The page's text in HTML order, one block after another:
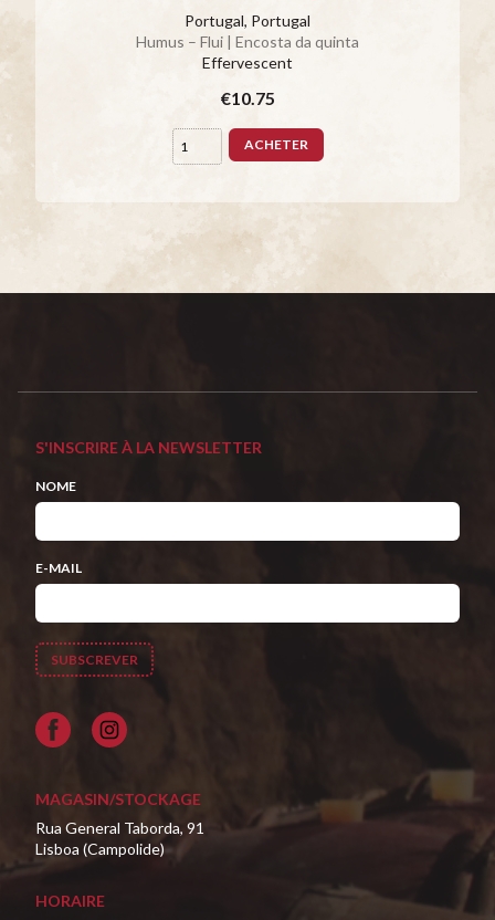
Portugal, Portugal
Humus – Flui | Encosta da quinta
Effervescent
€10.75
ACHETER
S'INSCRIRE À LA NEWSLETTER
NOME
E-MAIL
Facebook
MAGASIN/STOCKAGE
Rua General Taborda, 91
Lisboa (Campolide)
HORAIRE